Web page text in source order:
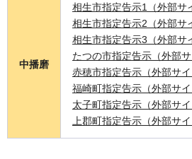
中播磨
相生市指定告示1（外部サ
相生市指定告示2（外部サ
相生市指定告示3（外部サ
たつの市指定告示（外部サ
赤穂市指定告示（外部サイ
福崎町指定告示（外部サイ
太子町指定告示（外部サイ
上郡町指定告示（外部サ